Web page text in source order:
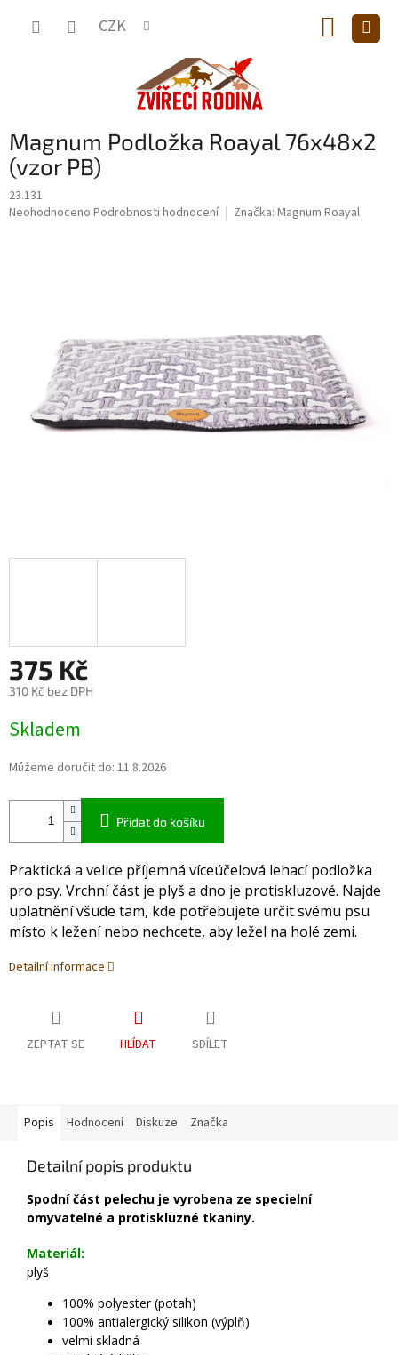
CZK
KOŠÍK
Magnum Podložka Roayal 76x48x2
(vzor PB)
23.131
Průměrné
Neohodnoceno Podrobnosti hodnocení Značka: Magnum Roayal
375 Kč
310 Kč bez DPH
cena:
Skladem
Můžeme doručit do: 11.8.2026
Přidat do košíku
Praktická a velice příjemná víceúčelová lehací podložka
pro psy. Vrchní část je plyš a dno je protiskluzové. Najde
uplatnění všude tam, kde potřebujete určit svému psu
místo k ležení nebo nechcete, aby ležel na holé zemi.
Detailní informace
ZEPTAT SE HLÍDAT SDÍLET
Popis Hodnocení Diskuze Značka
Detailní popis produktu
Spodní část pelechu je vyrobena ze specielní
omyvatelné a protiskluzné tkaniny.
Materiál:
plyš
100% polyester (potah)
100% antialergický silikon (výplň)
velmi skladná